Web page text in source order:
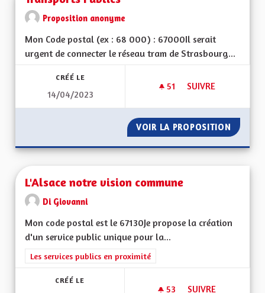
Proposition anonyme
Mon Code postal (ex : 68 000) : 67000Il serait
urgent de connecter le réseau tram de Strasbourg...
CRÉÉ LE
14/04/2023
51 51 ABONNÉS
SUIVRE
VOIR LA PROPOSITION
L'Alsace notre vision commune
Di Giovanni
Mon code postal est le 67130Je propose la création
d'un service public unique pour la...
Filtrer les résultats de la catégorie : Les services publics en
Les services publics en proximité
CRÉÉ LE
53 53 ABONNÉS
SUIVRE